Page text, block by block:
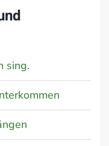
sing.